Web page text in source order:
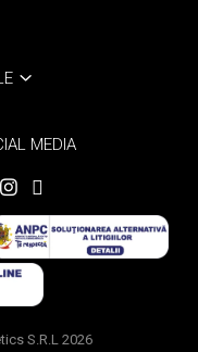
MEDIA
S.R.L 2026